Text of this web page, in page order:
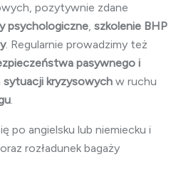
pozytywnie zdane
psychologiczne, szkolenie BHP
. Regularnie prowadzimy też
pasywnego i
sytuacji kryzysowych w ruchu
.
po angielsku lub niemiecku i
rozładunek bagaży